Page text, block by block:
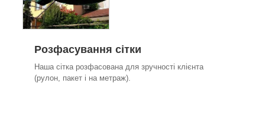
Розфасування сітки
Наша сітка розфасована для зручності клієнта
(рулон, пакет і на метраж).